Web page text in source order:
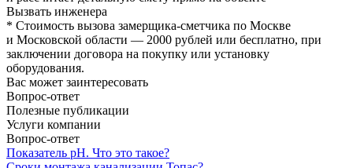
Вызвать инженера
* Стоимость вызова замерщика-сметчика по Москве
и Московской области — 2000 рублей или бесплатно, при
заключении договора на покупку или установку
оборудования.
Вас может заинтересовать
Вопрос-ответ
Полезные публикации
Услуги компании
Вопрос-ответ
Показатель рН. Что это такое?